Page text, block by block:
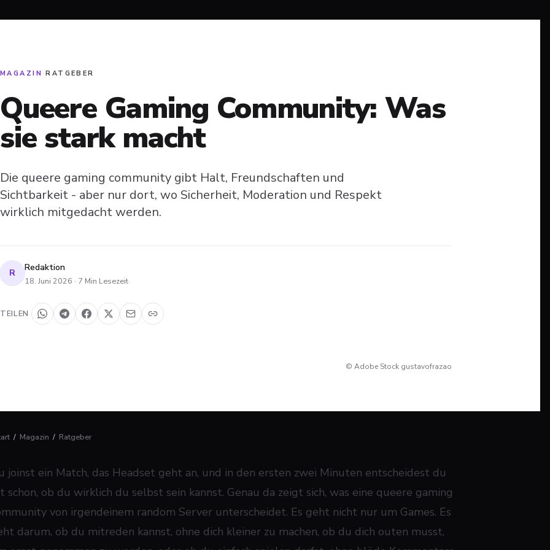
MAGAZIN ·RATGEBER
Queere Gaming Community: Was
sie stark macht
Die queere gaming community gibt Halt, Freundschaften und
Sichtbarkeit - aber nur dort, wo Sicherheit, Moderation und Respekt
wirklich mitgedacht werden.
R Redaktion
18. Juni 2026 · 7 Min Lesezeit
TEILEN
© Adobe Stock gustavofrazao
/ Magazin / Ratgeber
joinst ein Match, das Headset geht an, und in den ersten zwei Minuten entscheidest du
schon, ob du wirklich du selbst sein kannst. Genau da zeigt sich, was eine queere gaming
von irgendeinem random Server unterscheidet. Es geht nicht nur um Games. Es
darum, ob du mitreden kannst, ohne dich kleiner zu machen, ob du dich outen musst,